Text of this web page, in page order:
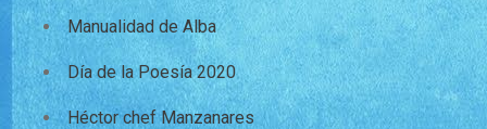
Manualidad de Alba
Día de la Poesía 2020
Héctor chef Manzanares